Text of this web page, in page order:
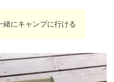
緒にキャンプに行ける